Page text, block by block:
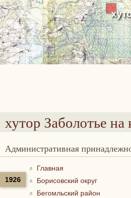
хутор Заболотье на
Административная
1926
Главная
Борисовский округ
Бегомльский район